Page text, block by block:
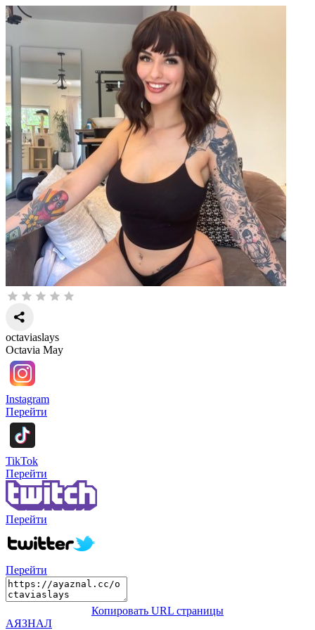
octaviaslays
Octavia May
Instagram
Перейти
TikTok
Перейти
Перейти
Перейти
Копировать URL страницы
АЯЗНАЛ